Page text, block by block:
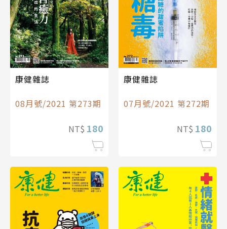
康健雜誌
08月號/2021 第273期
NT$ 180
康健雜誌
07月號/2021 第272期
NT$ 180